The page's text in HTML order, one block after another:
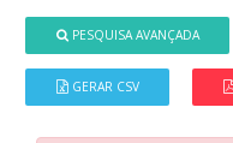
PESQUISA AVANÇADA
GERAR CSV